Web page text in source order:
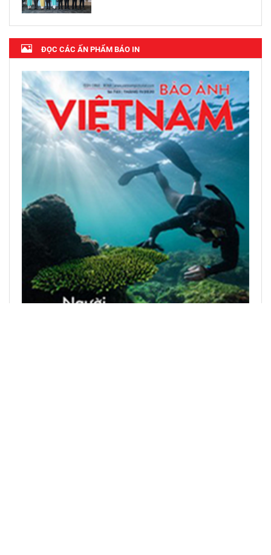
ĐỌC CÁC ẤN PHẨM BÁO IN